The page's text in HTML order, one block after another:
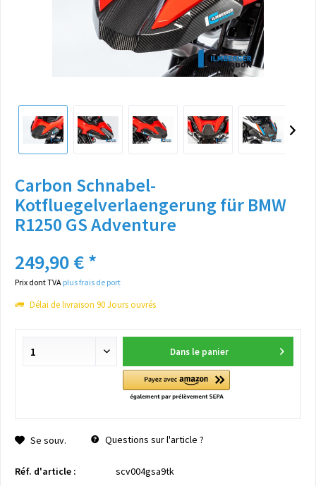
Carbon Schnabel-
Kotfluegelverlaengerung für BMW
R1250 GS Adventure
249,90 € *
Prix dont TVA plus frais de port
Délai de livraison 90 Jours ouvrés
Dans le panier
Se souv. Questions sur l'article ?
Réf. d'article : scv004gsa9tk